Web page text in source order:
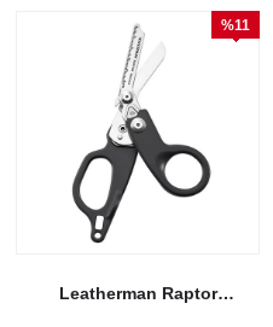
Leatherman Raptor
%11